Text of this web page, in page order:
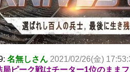
名無しさん 2021/02/26(金)
局ピーク戦はチーター1位のまま